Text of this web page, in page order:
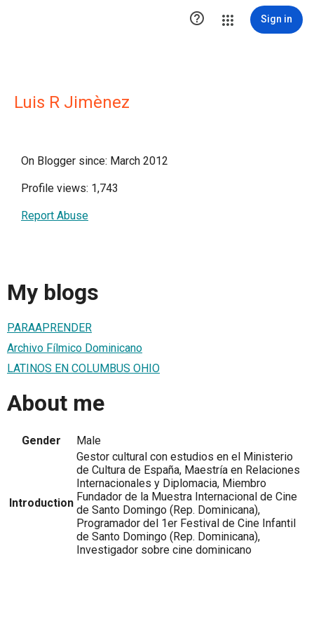
 Sign in
Luis R Jimènez
On Blogger since: March 2012
Profile views: 1,743
Report Abuse
My blogs
PARAAPRENDER
Archivo Fílmico Dominicano
LATINOS EN COLUMBUS OHIO
About me
Gender Male
Introduction
Gestor cultural con estudios en el Ministerio
de Cultura de España, Maestría en Relaciones
Internacionales y Diplomacia, Miembro
Fundador de la Muestra Internacional de Cine
de Santo Domingo (Rep. Dominicana),
Programador del 1er Festival de Cine Infantil
de Santo Domingo (Rep. Dominicana),
Investigador sobre cine dominicano